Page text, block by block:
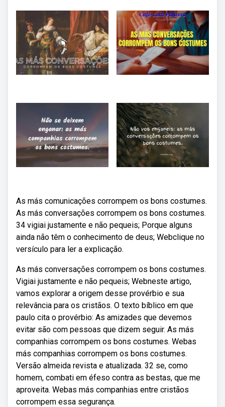
As más comunicações corrompem os bons costumes.
As más conversações corrompem os bons costumes.
34 vigiai justamente e não pequeis; Porque alguns
ainda não têm o conhecimento de deus; Webclique no
versículo para ler a explicação.
As más conversações corrompem os bons costumes.
Vigiai justamente e não pequeis; Webneste artigo,
vamos explorar a origem desse provérbio e sua
relevância para os cristãos. O texto bíblico em que
paulo cita o provérbio: As amizades que devemos
evitar são com pessoas que dizem seguir. As más
companhias corrompem os bons costumes. Webas
más companhias corrompem os bons costumes.
Versão almeida revista e atualizada. 32 se, como
homem, combati em éfeso contra as bestas, que me
aproveita. Webas más companhias entre cristãos
corrompem essa segurança.